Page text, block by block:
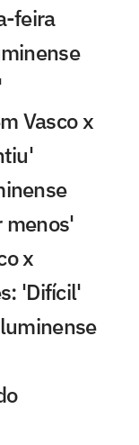
feira
Vasco x
menos'
x
'Difícil'